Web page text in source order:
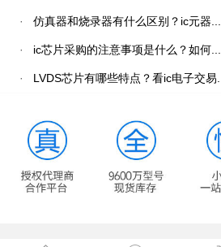
· 仿真器和烧录器有什么区别？ic元器...
· ic芯片采购的注意事项是什么？如何...
· LVDS芯片有哪些特点？看ic电子交易...